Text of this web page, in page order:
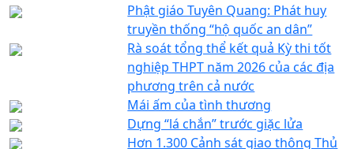
Phật giáo Tuyên Quang: Phát huy
truyền thống “hộ quốc an dân”
Rà soát tổng thể kết quả Kỳ thi tốt
nghiệp THPT năm 2026 của các địa
phương trên cả nước
Mái ấm của tình thương
Dựng “lá chắn” trước giặc lửa
Hơn 1.300 Cảnh sát giao thông Thủ